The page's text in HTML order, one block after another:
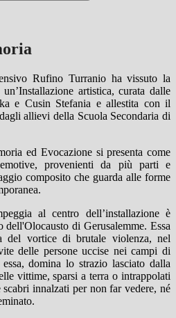
Rufino Turranio ha vissuto la
artistica, curata dalle
e Cusin Stefania e allestita con il
allievi della Scuola Secondaria di
ed Evocazione si presenta come
provenienti da più parti e
composito che guarda alle forme
al centro dell’installazione è
di Gerusalemme. Essa
del vortice di brutale violenza, nel
delle persone uccise nei campi di
domina lo strazio lasciato dalla
vittime, sparsi a terra o intrappolati
innalzati per non far vedere, né